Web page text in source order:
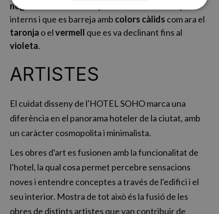
negre
interns i que es barreja amb colors càlids com ara el
taronja o elvermell que es va declinant fins al
violeta.
ARTISTES
El cuidat disseny de l'HOTEL SOHO marca una
diferència en el panorama hoteler de la ciutat, amb
un caràcter cosmopolita i minimalista.
Les obres d'art es fusionen amb la funcionalitat de
l'hotel, la qual cosa permet percebre sensacions
noves i entendre conceptes a través de l'edifici i el
seu interior. Mostra de tot això és la fusió de les
obres de distints artistes que van contribuir de